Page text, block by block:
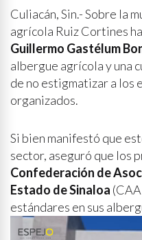
Culiacán, Sin.- Sobre la
agrícola Ruiz Cortines
Guillermo Gastélum
albergue agrícola y una
de no estigmatizar a los
organizados.
Si bien manifestó que
sector, aseguró que los
Confederación de
Estado de Sinaloa
estándares en sus